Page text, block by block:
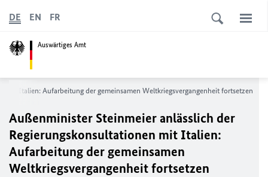
Auswärtiges Amt
DE EN FR
mit Italien: Aufarbeitung der gemeinsamen Weltkriegsvergangenheit fortsetzen
Außenminister Steinmeier anlässlich der
Regierungskonsultationen mit Italien:
Aufarbeitung der gemeinsamen
Weltkriegsvergangenheit fortsetzen